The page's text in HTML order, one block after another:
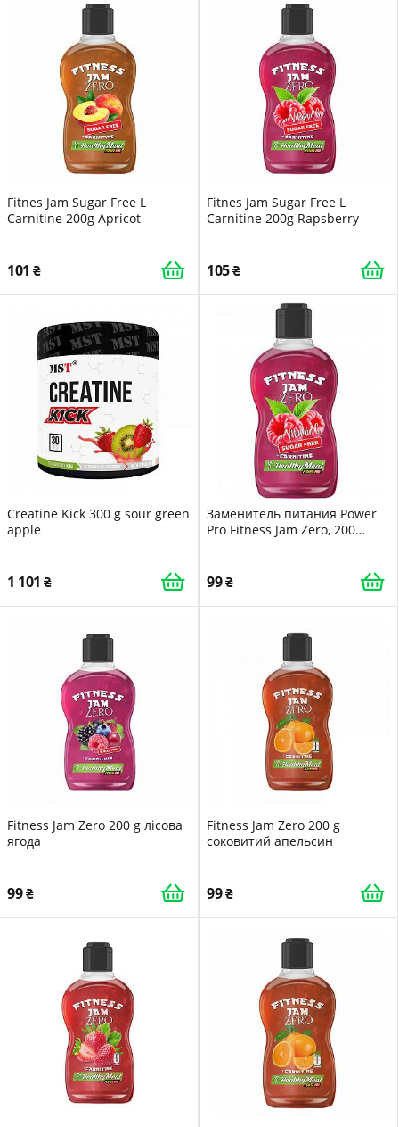
Fitnes Jam Sugar Free L
Carnitine 200g Apricot
101
Fitnes Jam Sugar Free L
Carnitine 200g Rapsberry
105
Creatine Kick 300 g sour green
apple
1 101
Заменитель питания Power
Pro Fitness Jam Zero, 200
99
Fitness Jam Zero 200 g лісова
ягода
99
Fitness Jam Zero 200 g
соковитий апельсин
99